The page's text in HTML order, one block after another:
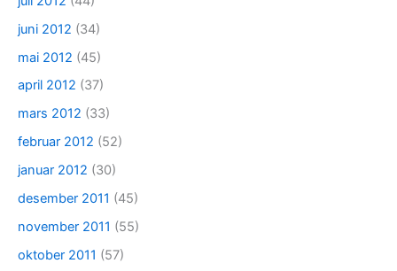
juni 2012 (34)
mai 2012 (45)
april 2012 (37)
mars 2012 (33)
februar 2012 (52)
januar 2012 (30)
desember 2011 (45)
november 2011 (55)
oktober 2011 (57)